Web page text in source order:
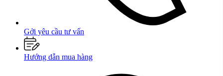
Gởi yêu cầu tư vấn
Hướng dẫn mua hàng